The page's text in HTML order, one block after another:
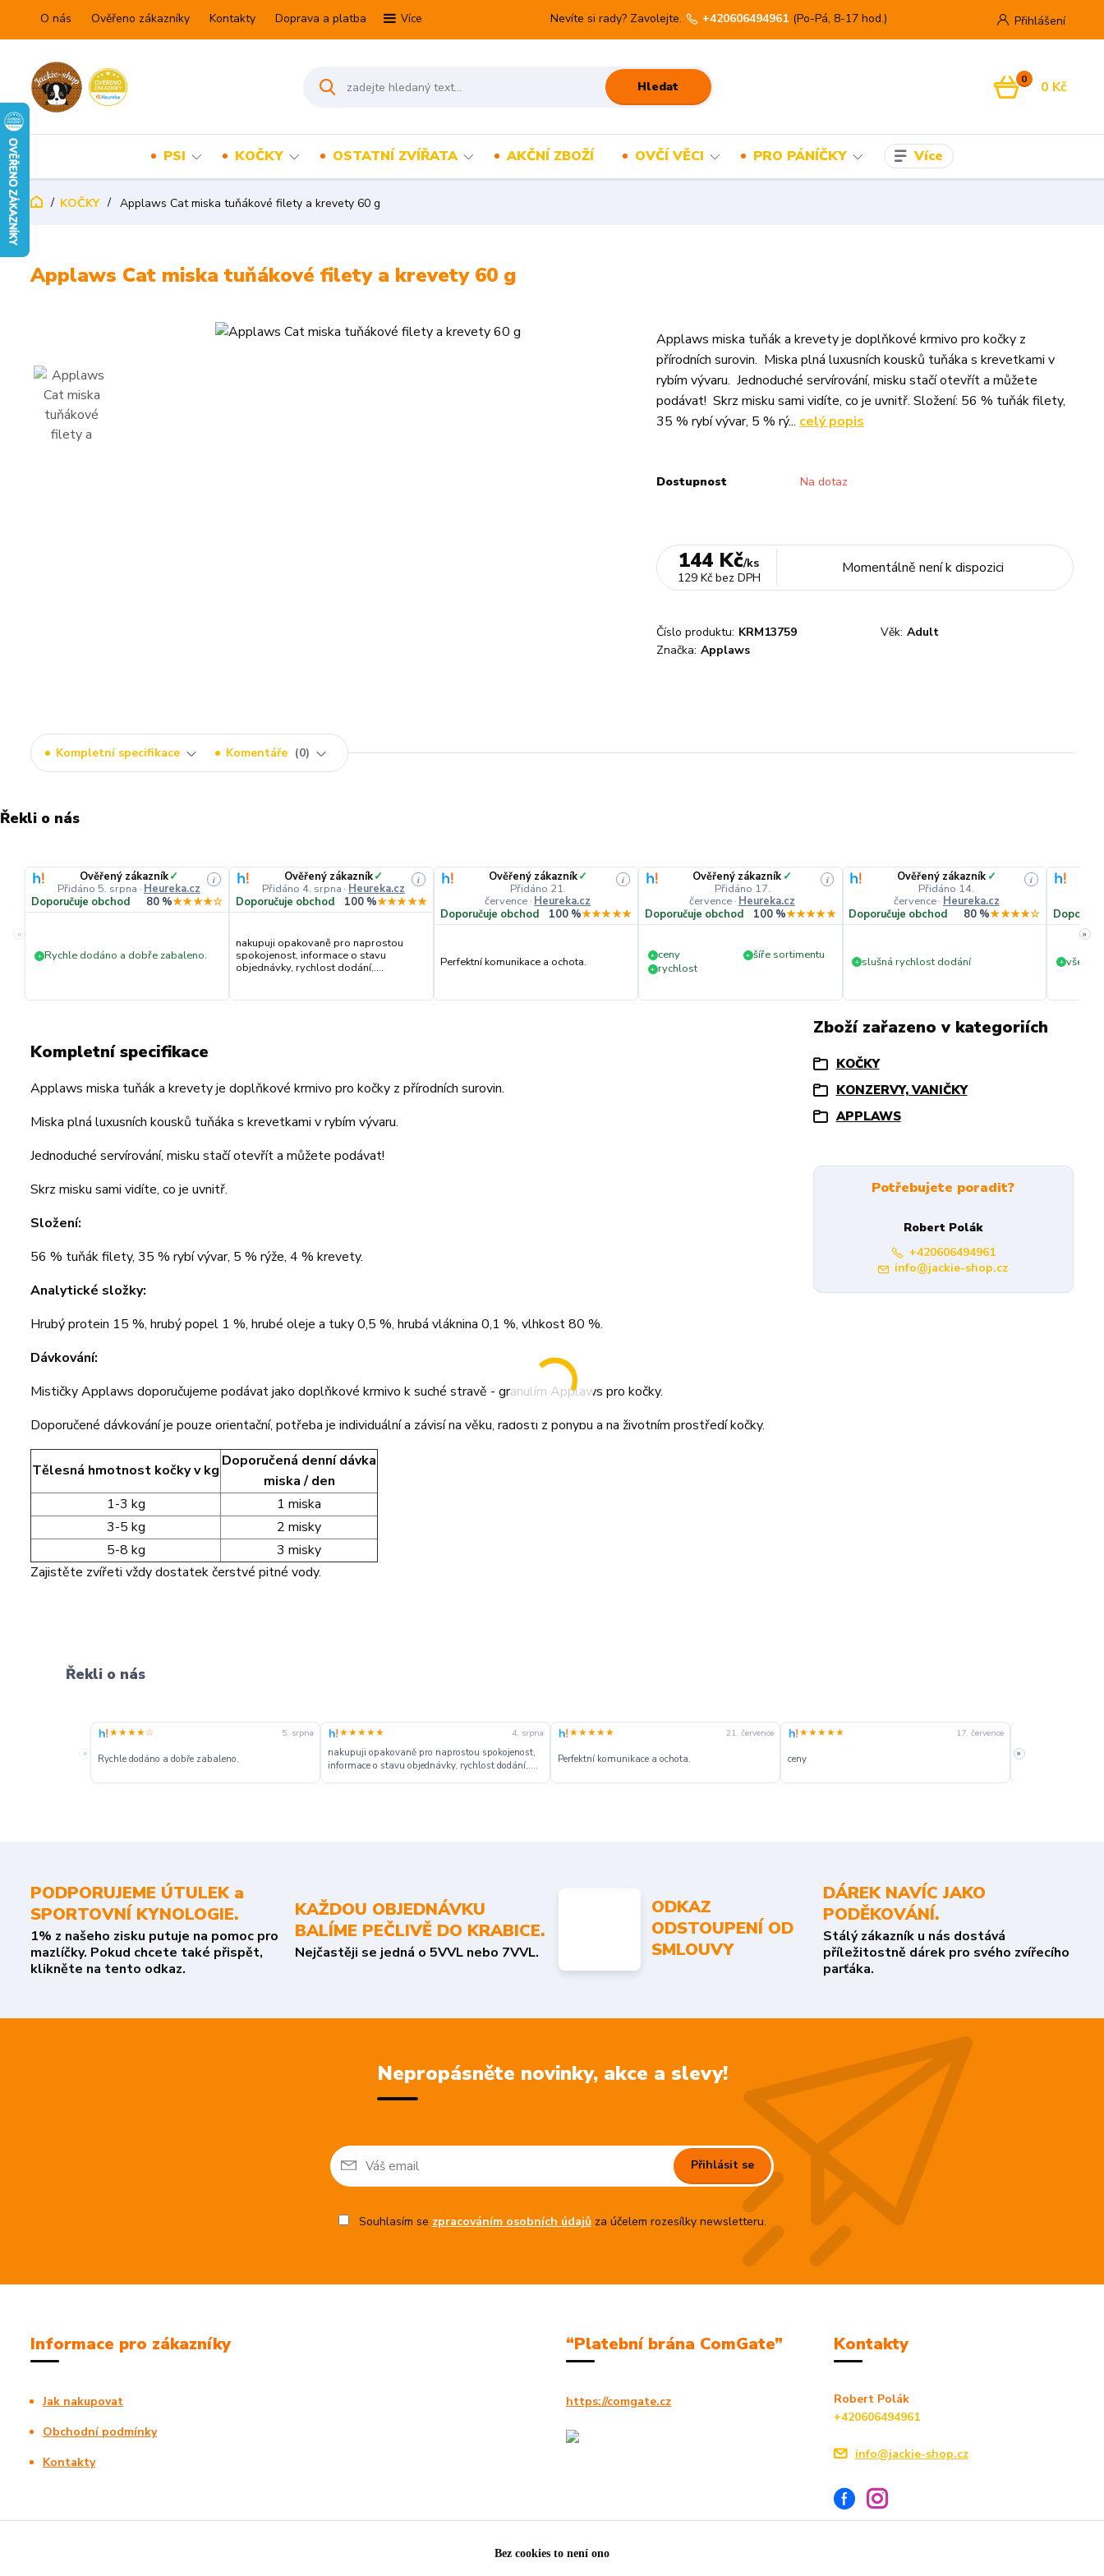
O nás Ověřeno zákazníky Kontakty Doprava a platba Více Přihlášení
Hledat
Nevíte si rady? Zavolejte. +420606494961 (Po-Pá, 8-17 hod.)
0 0 Kč
PSI KOČKY OSTATNÍ ZVÍŘATA AKČNÍ ZBOŽÍ OVČÍ VĚCI PRO PÁNÍČKY Více
KOČKY Applaws Cat miska tuňákové filety a krevety 60 g
Applaws Cat miska tuňákové filety a krevety 60 g
Applaws miska tuňák a krevety je doplňkové krmivo pro kočky z
přírodních surovin. Miska plná luxusních kousků tuňáka s krevetkami v
rybím vývaru. Jednoduché servírování, misku stačí otevřít a můžete
podávat! Skrz misku sami vidíte, co je uvnitř. Složení: 56 % tuňák filety,
35 % rybí vývar, 5 % rý... celý popis
Dostupnost Na dotaz
144 Kč/ks
129 Kč bez DPH
Momentálně není k dispozici
Číslo produktu: KRM13759 Věk: Adult
Značka: Applaws
Kompletní specifikace Komentáře 0
Řekli o nás
«
Ověřený zákazník✓
Přidáno 5. srpna · Heureka.cz
i
Doporučuje obchod 80 %★★★★☆
+ Rychle dodáno a dobře zabaleno.
Ověřený zákazník✓
Přidáno 4. srpna · Heureka.cz
i
Doporučuje obchod 100 %★★★★★
nakupuji opakovaně pro naprostou
spokojenost, informace o stavu
objednávky, rychlost dodání,....
Ověřený zákazník✓
Přidáno 21.
července · Heureka.cz
i
Doporučuje obchod 100 %★★★★★
Perfektní komunikace a ochota.
Ověřený zákazník ✓
Přidáno 17.
července · Heureka.cz
i
Doporučuje obchod 100 %★★★★★
+ ceny + šíře sortimentu
+ rychlost
Ověřený zákazník ✓
Přidáno 14.
července· Heureka.cz
i
Doporučuje obchod 80 %★★★★☆
+ slušná rychlost dodání + vše v
»
Kompletní specifikace
Applaws miska tuňák a krevety je doplňkové krmivo pro kočky z přírodních surovin.
Miska plná luxusních kousků tuňáka s krevetkami v rybím vývaru.
Jednoduché servírování, misku stačí otevřít a můžete podávat!
Skrz misku sami vidíte, co je uvnitř.
Složení:
56 % tuňák filety, 35 % rybí vývar, 5 % rýže, 4 % krevety.
Analytické složky:
Hrubý protein 15 %, hrubý popel 1 %, hrubé oleje a tuky 0,5 %, hrubá vláknina 0,1 %, vlhkost 80 %.
Dávkování:
Mističky Applaws doporučujeme podávat jako doplňkové krmivo k suché stravě - granulím Applaws pro kočky.
Doporučené dávkování je pouze orientační, potřeba je individuální a závisí na věku, radosti z pohybu a na životním prostředí kočky.
Tělesná hmotnost kočky v kg
Doporučená denní dávka
miska / den
1-3 kg
1 miska
3-5 kg
2 misky
5-8 kg
3 misky
Zajistěte zvířeti vždy dostatek čerstvé pitné vody.
Zboží zařazeno v kategoriích
KOČKY
KONZERVY, VANIČKY
APPLAWS
Potřebujete poradit?
Robert Polák
+420606494961
info@jackie-shop.cz
Řekli o nás
«
★★★★☆ 5. srpna
Rychle dodáno a dobře zabaleno.
★★★★★ 4. srpna
nakupuji opakovaně pro naprostou spokojenost,
informace o stavu objednávky, rychlost dodání,....
★★★★★ 21. července
Perfektní komunikace a ochota.
★★★★★ 17. července
ceny
slušná rychlost
»
PODPORUJEME ÚTULEK a
SPORTOVNÍ KYNOLOGIE.
1% z našeho zisku putuje na pomoc pro
mazlíčky. Pokud chcete také přispět,
klikněte na tento odkaz.
KAŽDOU OBJEDNÁVKU
BALÍME PEČLIVĚ DO KRABICE.
Nejčastěji se jedná o 5VVL nebo 7VVL.
ODKAZ
ODSTOUPENÍ OD
SMLOUVY
DÁREK NAVÍC JAKO
PODĚKOVÁNÍ.
Stálý zákazník u nás dostává
příležitostně dárek pro svého zvířecího
parťáka.
Nepropásněte novinky, akce a slevy!
Přihlásit se
Souhlasím se zpracováním osobních údajůza účelem rozesílky newsletteru.
Informace pro zákazníky
Jak nakupovat
Obchodní podmínky
Kontakty
“Platební brána ComGate”
https://comgate.cz
Kontakty
Robert Polák
+420606494961
info@jackie-shop.cz
Bez cookies to není ono